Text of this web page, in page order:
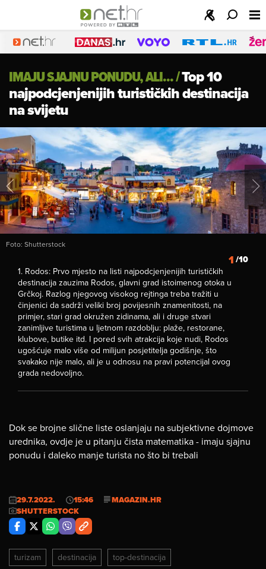
IMAJU SJAJNU PONUDU, ALI.../Top 10
najpodcjenjenijih turističkih destinacija
na svijetu
Foto: Shutterstock
1. Rodos: Prvo mjesto na listi najpodcjenjenijih turističkih
destinacija zauzima Rodos, glavni grad istoimenog otoka u
Grčkoj. Razlog njegovog visokog rejtinga treba tražiti u
činjenici da sadrži veliki broj povijesnih znamenitosti, na
primjer, stari grad okružen zidinama, ali i druge stvari
zanimljive turistima u ljetnom razdoblju: plaže, restorane,
klubove, butike itd. I pored svih atrakcija koje nudi, Rodos
ugošćuje malo više od milijun posjetitelja godišnje, što
svakako nije malo, ali je u odnosu na pravi potencijal ovog
grada nedovoljno.
1/10
Dok se brojne slične liste oslanjaju na subjektivne dojmove
urednika, ovdje je u pitanju čista matematika - imaju sjajnu
ponudu i daleko manje turista no što bi trebali
29.7.2022. 15:46
MAGAZIN.HR
SHUTTERSTOCK
turizam destinacija top-destinacija